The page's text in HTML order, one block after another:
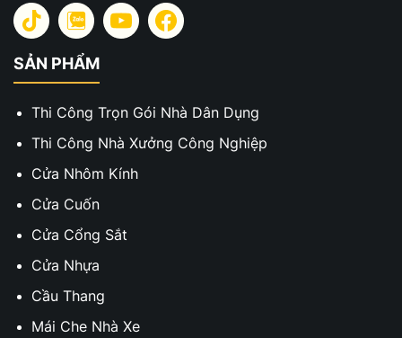
SẢN PHẨM
Thi Công Trọn Gói Nhà Dân Dụng
Thi Công Nhà Xưởng Công Nghiệp
Cửa Nhôm Kính
Cửa Cuốn
Cửa Cổng Sắt
Cửa Nhựa
Cầu Thang
Mái Che Nhà Xe